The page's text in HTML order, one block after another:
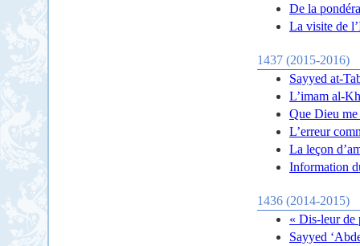
De la
La visite de
1437 (2015-2016)
Sayyed at-
L’imam al-
Que Dieu me
L’erreur
La leçon
Information
1436 (2014-2015)
« Dis-leur de
Sayyed